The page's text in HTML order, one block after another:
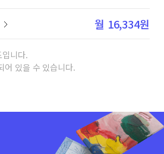
월 16,334원
니다.
어 있을 수 있습니다.